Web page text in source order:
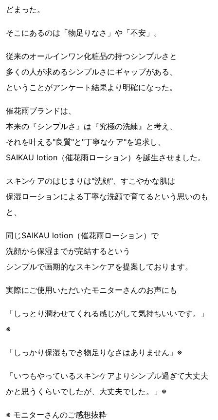
どまった。
そこにあるのは「物足りなさ」や「不安」。
従来のオールインワン化粧品の持つシンプルさと
多くの人が求めるシンプルさにギャップがある、
ということがアンケート結果より明確になった。
催花雨ブランドは、
本来の『シンプルさ』は『究極の洗練』と考え、
それを叶える"良質"と"丁寧なケア"を追求し、
SAIKAU lotion（催花雨ローション）を誕生させました。
スキンケアのはじまりは"洗顔"、すこやかな肌は
保湿ローションによる丁寧な洗顔で育てるという思いのも
と、
同じSAIKAU lotion（催花雨ローション）で
洗顔から保湿までが完結するという
シンプルで画期的なスキンケアを提案しております。
実際にご使用いただいたモニターさんのお声にも
「しっとり潤わせてくれる感じがして気持ちいいです。」
※
「しっかり保湿もでき物足りなさはありません」※
「いつもやっているスキンケアよりシンプル過ぎて大丈夫
かと思うくらいでしたが、大丈夫でした。」※
※ モニターさんのご感想抜粋